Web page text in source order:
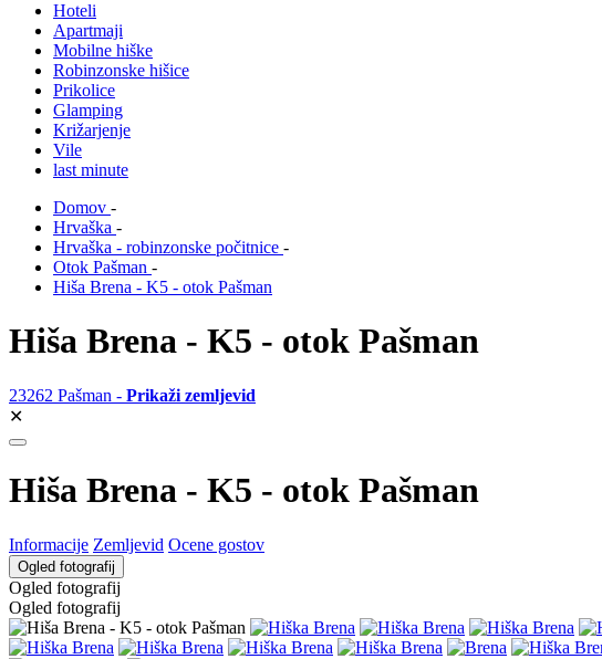
Hoteli
Apartmaji
Mobilne hiške
Robinzonske hišice
Prikolice
Glamping
Križarjenje
Vile
last minute
Domov -
Hrvaška -
Hrvaška - robinzonske počitnice -
Otok Pašman -
Hiša Brena - K5 - otok Pašman
Hiša Brena - K5 - otok Pašman
23262 Pašman - Prikaži zemljevid
✕
Hiša Brena - K5 - otok Pašman
Informacije Zemljevid Ocene gostov
Ogled fotografij
Ogled fotografij
Ogled fotografij